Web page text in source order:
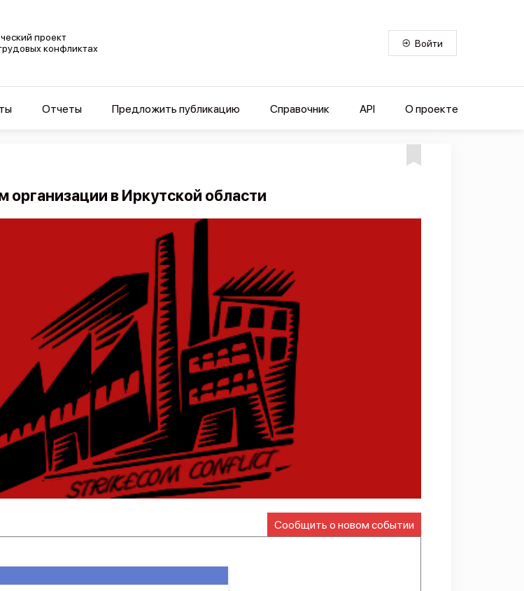
проект
конфликтах
Войти
Отчеты Предложить публикацию Справочник API О проекте
организации в Иркутской области
Сообщить о новом событии